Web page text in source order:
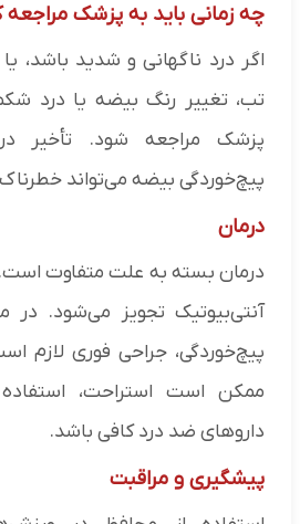
چه زمانی باید به پزشک مراجعه
اگر درد ناگهانی و شدید باشد، یا
تب، تغییر رنگ بیضه یا درد
پزشک مراجعه شود. تأخیر
پیچ‌خوردگی بیضه می‌تواند
درمان
درمان بسته به علت متفاوت
آنتی‌بیوتیک تجویز می‌شود. در
پیچ‌خوردگی، جراحی فوری لازم
ممکن است استراحت،
داروهای ضد درد کافی باشد.
پیشگیری و مراقبت